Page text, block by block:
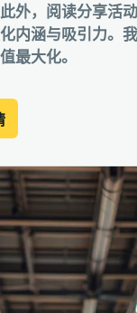
外，阅读分享活
内涵与吸引力。
最大化。